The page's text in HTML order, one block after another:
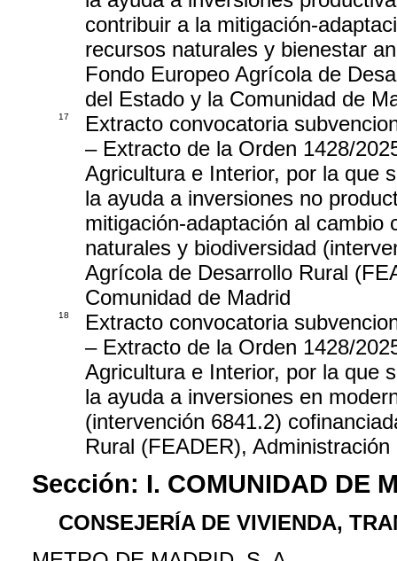
contribuir a la mitigación-
recursos naturales y bienestar
Fondo Europeo Agrícola de
del Estado y la Comunidad de
17
Extracto convocatoria
– Extracto de la Orden 1428/
Agricultura e Interior, por la que
la ayuda a inversiones no
mitigación-adaptación al
naturales y biodiversidad
Agrícola de Desarrollo Rural
Comunidad de Madrid
18
Extracto convocatoria
– Extracto de la Orden 1428/
Agricultura e Interior, por la que
la ayuda a inversiones en
(intervención 6841.2)
Rural (FEADER),
Sección: I. COMUNIDAD DE
CONSEJERÍA DE VIVIENDA,